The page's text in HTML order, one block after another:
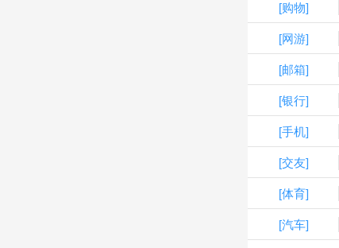
[购物]
[网游]
[邮箱]
[银行]
[手机]
[交友]
[体育]
[汽车]